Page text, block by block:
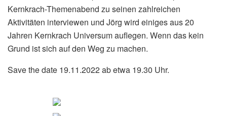
Kernkrach-Themenabend zu seinen zahlreichen
Aktivitäten interviewen und Jörg wird einiges aus 20
Jahren Kernkrach Universum auflegen. Wenn das kein
Grund ist sich auf den Weg zu machen.
Save the date 19.11.2022 ab etwa 19.30 Uhr.